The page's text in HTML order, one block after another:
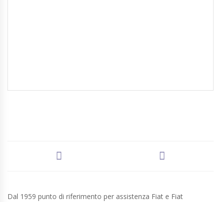
Dal 1959 punto di riferimento per assistenza Fiat e Fiat